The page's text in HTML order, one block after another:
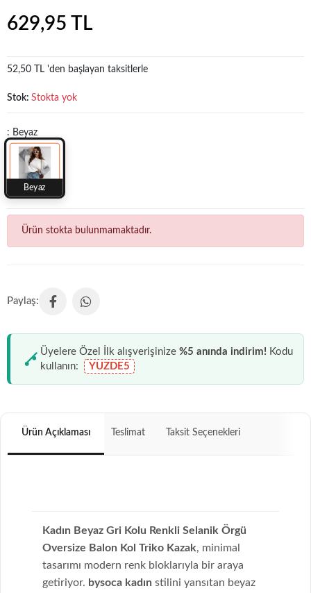
629,95 TL
52,50 TL 'den başlayan taksitlerle
Stok: Stokta yok
: Beyaz
Beyaz
Ürün stokta bulunmamaktadır.
Üyelere Özel İlk alışverişinize %5 anında indirim! Kodu
kullanın:
YUZDE5
Ürün Açıklaması Teslimat Taksit Seçenekleri
Kadın Beyaz Gri Kolu Renkli Selanik Örgü
Oversize Balon Kol Triko Kazak, minimal
tasarımı modern renk bloklarıyla bir araya
getiriyor. bysoca kadın stilini yansıtan beyaz